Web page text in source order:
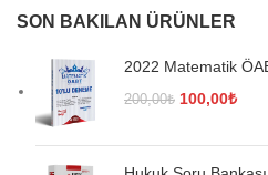
SON BAKILAN ÜRÜNLER
2022 Matematik
200,00₺ Orijinal
200,00₺.
100,00₺Şu
fiyat: